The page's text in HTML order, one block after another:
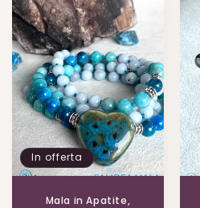
In offerta
Mala in Apatite,